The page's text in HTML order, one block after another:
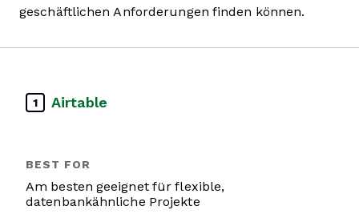
geschäftlichen Anforderungen finden können.
1 Airtable
Am besten geeignet für flexible,
datenbankähnliche Projekte